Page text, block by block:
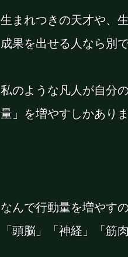
生まれつきの天才や、
成果を出せる人なら別
私のような凡人が自分
量」を増やすしかありま
なんで行動量を増やす
「頭脳」「神経」「筋